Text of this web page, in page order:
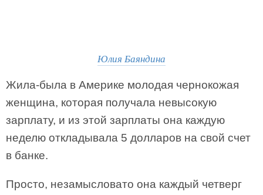
Юлия Баяндина
Жила-была в Америке молодая чернокожая
женщина, которая получала невысокую
зарплату, и из этой зарплаты она каждую
неделю откладывала 5 долларов на свой счет
в банке.
Просто, незамысловато она каждый четверг